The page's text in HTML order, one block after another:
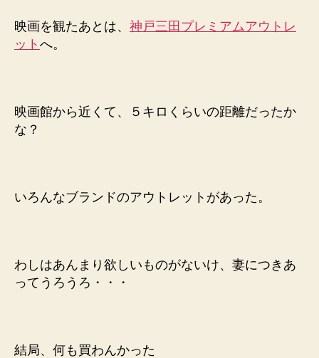
映画を観たあとは、 神戸三田プレミアムアウトレ
ット へ。
映画館から近くて、５キロくらいの距離だったか
な？
いろんなブランドのアウトレットがあった。
わしはあんまり欲しいものがないけ、妻につきあ
ってうろうろ・・・
結局、何も買わんかった